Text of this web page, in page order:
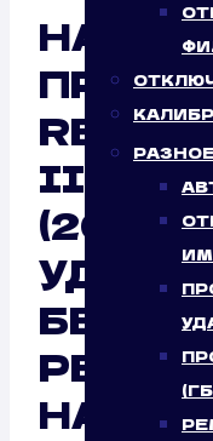
III, IV
(200